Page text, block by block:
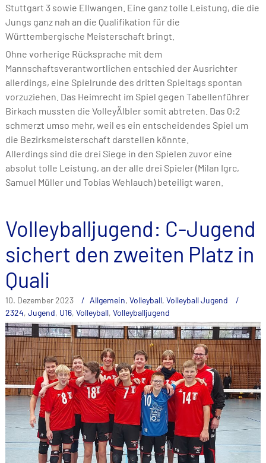
Stuttgart 3 sowie Ellwangen. Eine ganz tolle Leistung, die die
Jungs ganz nah an die Qualifikation für die
Württembergische Meisterschaft bringt.
Ohne vorherige Rücksprache mit dem
Mannschaftsverantwortlichen entschied der Ausrichter
allerdings, eine Spielrunde des dritten Spieltags spontan
vorzuziehen. Das Heimrecht im Spiel gegen Tabellenführer
Birkach mussten die VolleyÄlbler somit abtreten. Das 0:2
schmerzt umso mehr, weil es ein entscheidendes Spiel um
die Bezirksmeisterschaft darstellen könnte.
Allerdings sind die drei Siege in den Spielen zuvor eine
absolut tolle Leistung, an der alle drei Spieler (Milan Igrc,
Samuel Müller und Tobias Wehlauch) beteiligt waren.
Volleyballjugend: C-Jugend
sichert den zweiten Platz in
Quali
10. Dezember 2023 Allgemein, Volleyball, Volleyball Jugend
2324, Jugend, U16, Volleyball, Volleyballjugend